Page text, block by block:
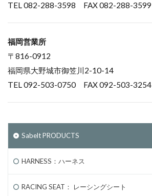
TEL 082-288-3598 FAX 082-288-3599
福岡営業所
〒816-0912
福岡県大野城市御笠川2-10-14
TEL 092-503-0750 FAX 092-503-3254
Sabelt PRODUCTS
HARNESS：ハーネス
RACING SEAT： レーシングシート